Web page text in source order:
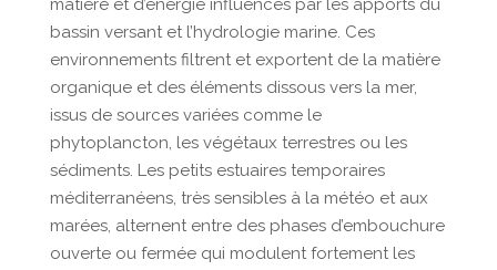
matière et d’énergie influencés par les apports du
bassin versant et l’hydrologie marine. Ces
environnements filtrent et exportent de la matière
organique et des éléments dissous vers la mer,
issus de sources variées comme le
phytoplancton, les végétaux terrestres ou les
sédiments. Les petits estuaires temporaires
méditerranéens, très sensibles à la météo et aux
marées, alternent entre des phases d’embouchure
ouverte ou fermée qui modulent fortement les